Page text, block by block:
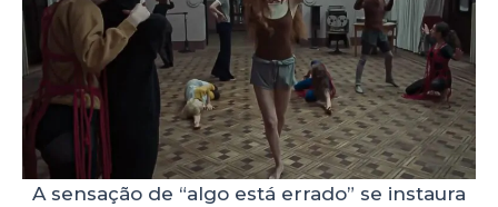
A sensação de “algo está errado” se instaura